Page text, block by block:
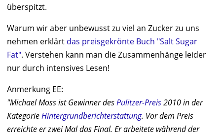
überspitzt.
Warum wir aber unbewusst zu viel an Zucker zu uns
nehmen erklärt das preisgekrönte Buch "Salt Sugar
Fat". Verstehen kann man die Zusammenhänge leider
nur durch intensives Lesen!
Anmerkung EE:
"Michael Moss ist Gewinner desPulitzer-Preis2010 in der
KategorieHintergrundberichterstattung. Vor dem Preis
erreichte er zwei Mal das Final. Er arbeitete während der